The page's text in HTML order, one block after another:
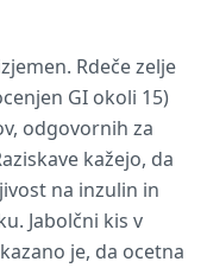
Rdeče zelje
GI okoli 15)
odgovornih za
kažejo, da
na inzulin in
Jabolčni kis v
je, da ocetna